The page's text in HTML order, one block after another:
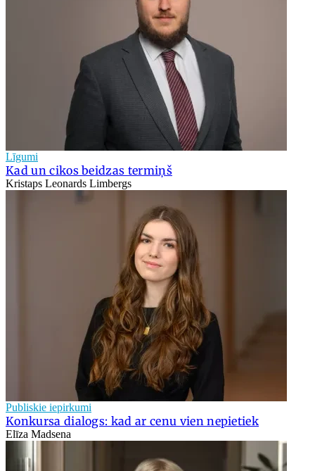
Līgumi
Kad un cikos beidzas termiņš
Kristaps Leonards Limbergs
Publiskie iepirkumi
Konkursa dialogs: kad ar cenu vien nepietiek
Elīza Madsena